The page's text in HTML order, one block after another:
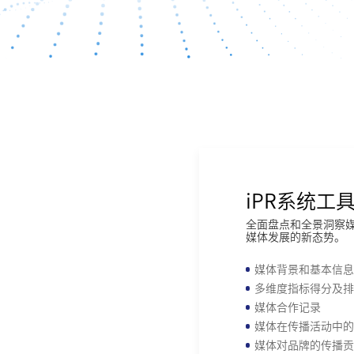
iPR系统工
全面盘点和全景洞察
媒体发展的新态势。
媒体背景和基本信息
多维度指标得分及
媒体合作记录
媒体在传播活动中
媒体对品牌的传播